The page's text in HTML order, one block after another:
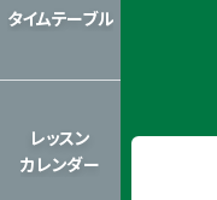
タイムテーブル
レッスン
カレンダー